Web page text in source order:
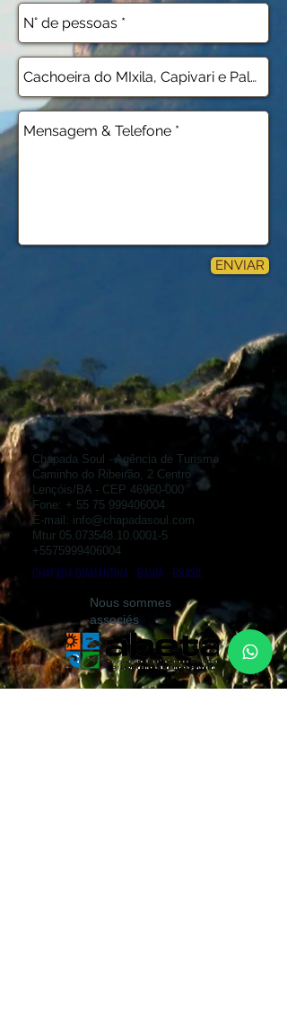
ENVIAR
Chapada Soul - Agência de Turismo
Caminho do Ribeirão, 2 Centro
Lençóis/BA - CEP 46960-000
Fone: + 55 75 999406004
E-mail: info@chapadasoul.com
Mtur 05.073548.10.0001-5
+5575999406004
CHAPADA DIAMANTINA - BAHIA - BRASIL
Nous sommes
associés